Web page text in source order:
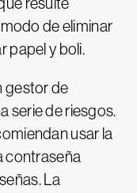
de eliminar
papel y boli.
gestor de
serie de riesgos.
usar la
contraseña
La